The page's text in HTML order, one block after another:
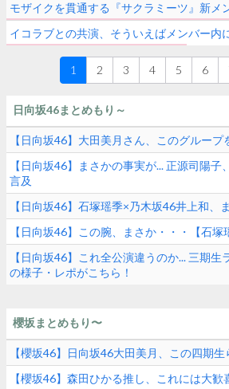
モザイクを貫通する『サクラミーツ』新メ
イコラブとの共演、そういえばメンバー内
1 2 3 4 5 6
日向坂46まとめもり～
【日向坂46】大田美月さん、このグループ
【日向坂46】まさかの事実が... 正源司陽
言及
【日向坂46】石塚瑶季×乃木坂46井上和、
【日向坂46】この腕、まさか・・・【石塚
【日向坂46】これ全公演違うのか... 三期
の様子・レポがこちら！
櫻坂まとめもり〜
【櫻坂46】日向坂46大田美月、この四期
【櫻坂46】森田ひかる推し、これには大歓